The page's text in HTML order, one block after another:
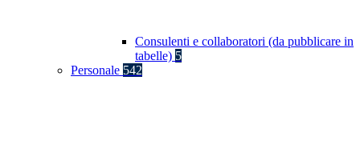
Consulenti e collaboratori (da pubblicare in
tabelle) 5
Personale 542